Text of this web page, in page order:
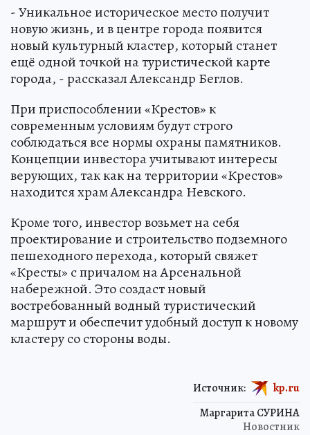
- Уникальное историческое место получит
новую жизнь, и в центре города появится
новый культурный кластер, который станет
ещё одной точкой на туристической карте
города, - рассказал Александр Беглов.
При приспособлении «Крестов» к
современным условиям будут строго
соблюдаться все нормы охраны памятников.
Концепции инвестора учитывают интересы
верующих, так как на территории «Крестов»
находится храм Александра Невского.
Кроме того, инвестор возьмет на себя
проектирование и строительство подземного
пешеходного перехода, который свяжет
«Кресты» с причалом на Арсенальной
набережной. Это создаст новый
востребованный водный туристический
маршрут и обеспечит удобный доступ к новому
кластеру со стороны воды.
Маргарита СУРИНА
Новостник
Источник: kp.ru